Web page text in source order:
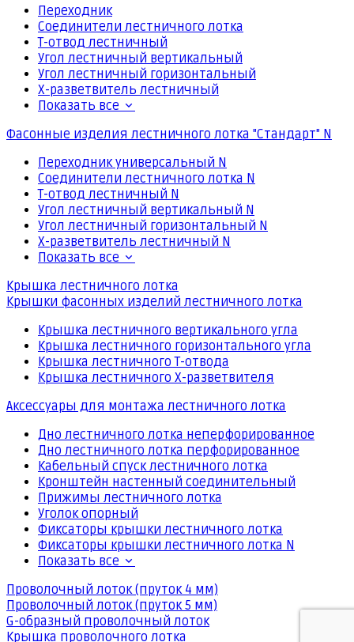
Переходник
Соединители лестничного лотка
Т-отвод лестничный
Угол лестничный вертикальный
Угол лестничный горизонтальный
Х-разветвитель лестничный
Показать все
Фасонные изделия лестничного лотка "Стандарт" N
Переходник универсальный N
Соединители лестничного лотка N
Т-отвод лестничный N
Угол лестничный вертикальный N
Угол лестничный горизонтальный N
Х-разветвитель лестничный N
Показать все
Крышка лестничного лотка
Крышки фасонных изделий лестничного лотка
Крышка лестничного вертикального угла
Крышка лестничного горизонтального угла
Крышка лестничного Т-отвода
Крышка лестничного Х-разветвителя
Аксессуары для монтажа лестничного лотка
Дно лестничного лотка неперфорированное
Дно лестничного лотка перфорированное
Кабельный спуск лестничного лотка
Кронштейн настенный соединительный
Прижимы лестничного лотка
Уголок опорный
Фиксаторы крышки лестничного лотка
Фиксаторы крышки лестничного лотка N
Показать все
Проволочный лоток (пруток 4 мм)
Проволочный лоток (пруток 5 мм)
G-образный проволочный лоток
Крышка проволочного лотка